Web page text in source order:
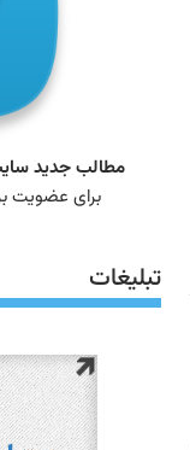
مطالب جدید
برای عضویت
تبلیغات